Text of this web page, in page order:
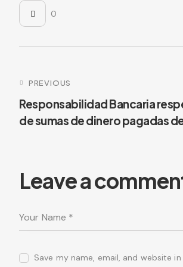
0
PREVIOUS
Responsabilidad Bancaria
de sumas de dinero pagadas
Leave a
Save my name, email, and website